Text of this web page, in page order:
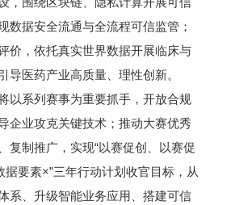
数据安全流通与全流程可信监管；
价，依托真实世界数据开展临床与
导医药产业高质量、理性创新。
系列赛事为重要抓手，开放合规
企业攻克关键技术；推动大赛优秀
复制推广，实现“以赛促创、以赛促
据要素×”三年行动计划收官目标，从
系、升级智能业务应用、搭建可信